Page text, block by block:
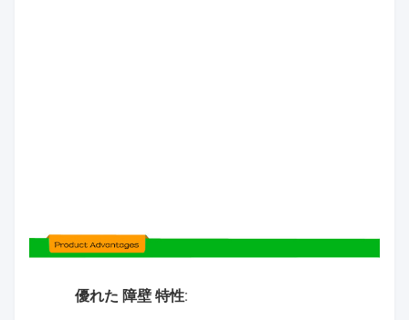
優れた 障壁 特性: